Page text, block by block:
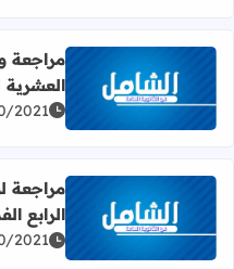
اقرأ المزيد عن
مراجعة
العشرية
2021
اقرأ المزيد عن
مراجعة
الرابع
2021